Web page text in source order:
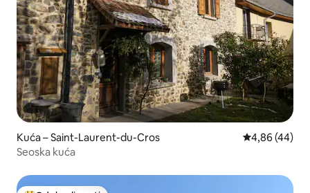
Kuća – Saint-Laurent-du-Cros Prosječna
4,86 (44)
Seoska kuća